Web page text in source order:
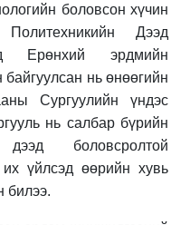
боловсон хүчин
Дээд
Ерөнхий эрдмийн
нь өнөөгийн
Сургуулийн үндэс
нь салбар бүрийн
боловсролтой
их үйлсэд өөрийн хувь
билээ.